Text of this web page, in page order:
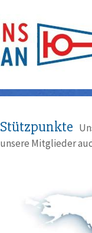
Stützpunkte
unsere Mitglieder